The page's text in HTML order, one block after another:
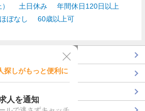
土日休み
年間休日120日以上
ぼなし
60歳以上可
探しがもっと便利に
人を通知